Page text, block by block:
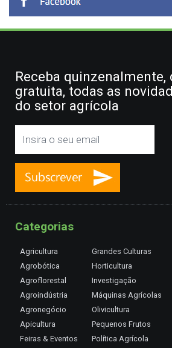
Receba quinzenalmente,
gratuita, todas as
do setor agrícola
Categorias
Agricultura
Agrobótica
Agroflorestal
Agroindústria
Agronegócio
Apicultura
Feiras & Eventos
Grandes Culturas
Horticultura
Investigação
Máquinas Agrícolas
Olivicultura
Pequenos Frutos
Política Agrícola